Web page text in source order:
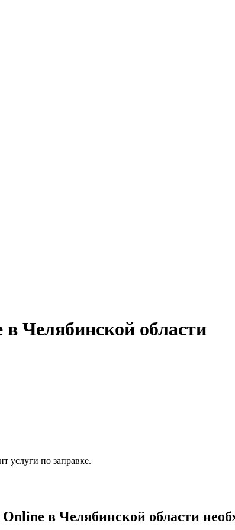
Челябинской области
услуги по заправке.
в Челябинской области